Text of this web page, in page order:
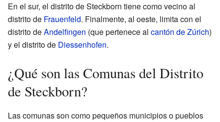
En el sur, el distrito de Steckborn tiene como vecino al
distrito de Frauenfeld. Finalmente, al oeste, limita con el
distrito deAndelfingen (que pertenece al cantón de Zúrich)
y el distrito de Diessenhofen.
¿Qué son las Comunas del Distrito
de Steckborn?
Las comunas son como pequeños municipios o pueblos